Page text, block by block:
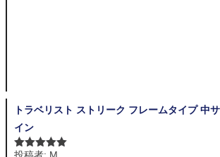
トラベリスト ストリーク フレームタイプ 中
イン